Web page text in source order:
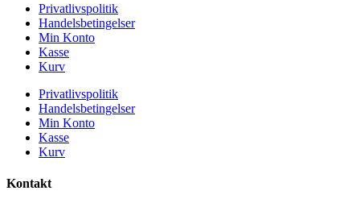
Privatlivspolitik
Handelsbetingelser
Min Konto
Kasse
Kurv
Privatlivspolitik
Handelsbetingelser
Min Konto
Kasse
Kurv
Kontakt